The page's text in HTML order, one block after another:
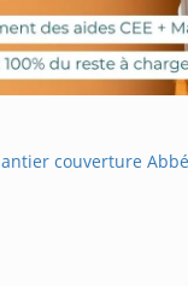
couverture